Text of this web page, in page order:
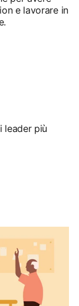
e lavorare in
leader più